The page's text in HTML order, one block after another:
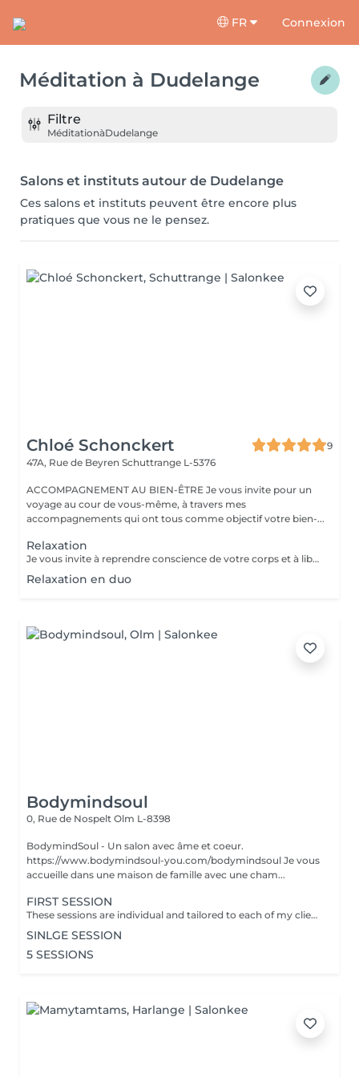
FR Connexion
Méditation à Dudelange
Filtre
MéditationàDudelange
Salons et instituts autour de Dudelange
Ces salons et instituts peuvent être encore plus
pratiques que vous ne le pensez.
Chloé Schonckert
9
47A, Rue de Beyren Schuttrange L-5376
ACCOMPAGNEMENT AU BIEN-ÊTRE Je vous invite pour un
voyage au cour de vous-même, à travers mes
accompagnements qui ont tous comme objectif votre bien-...
Relaxation
Je vous invite à reprendre conscience de votre corps et à libérer vos tensions, au cours d'une séance de relaxation guidée. Reconnectez-vous à vos émotions, vos envies et vos besoins, à travers la respiration, la visualisation et les vibrations magiques des bols chantants tibétains. Accordez-vous un moment de bien-être et laissez-vous porter par cette douce expérience.
Relaxation en duo
Bodymindsoul
0, Rue de Nospelt Olm L-8398
BodymindSoul - Un salon avec âme et coeur.
https://www.bodymindsoul-you.com/bodymindsoul Je vous
accueille dans une maison de famille avec une cham...
FIRST SESSION
These sessions are individual and tailored to each of my clients, as we all have lived our own unique stories and have more to discover. Whether you're feeling low on courage, lost in your path, lacking focus and concentration, disconnected from your body, overwhelmed by fears that dictate your life, or constantly comparing yourself to others, these sessions are designed to assist you on your journey. Together, we find tools to restore emotional balance, achieve inner peace, and work towards your personal goals. How? -Breathing techniques - Visualisation - Specific moves - Reconnecting to your body - Self-reflection Each of the session is : - Language of your choice: English, French, German, Luxembourgish - 45-60 minutes - Structure: Recapping / Exchange & 15-30min Practice / Closing + Defining homework - Via zoom (if you dont have zoom we find an other solution) - Is confidential
SINLGE SESSION
5 SESSIONS